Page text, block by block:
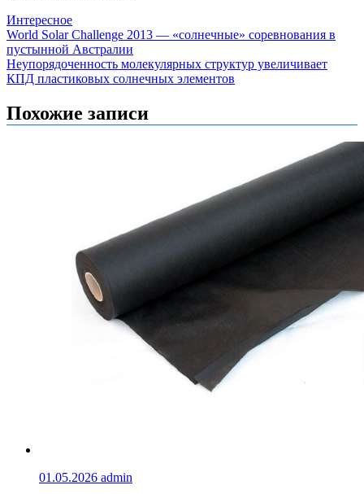
Интересное
Навигация
по
записям
World Solar Challenge 2013 — «солнечные» соревнования в
пустынной Австралии
Неупорядоченность молекулярных структур увеличивает
КПД пластиковых солнечных элементов
Похожие записи
01.05.2026 admin